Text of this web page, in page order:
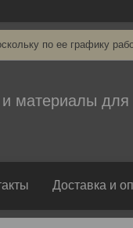
по ее графику
материалы для
Доставка и